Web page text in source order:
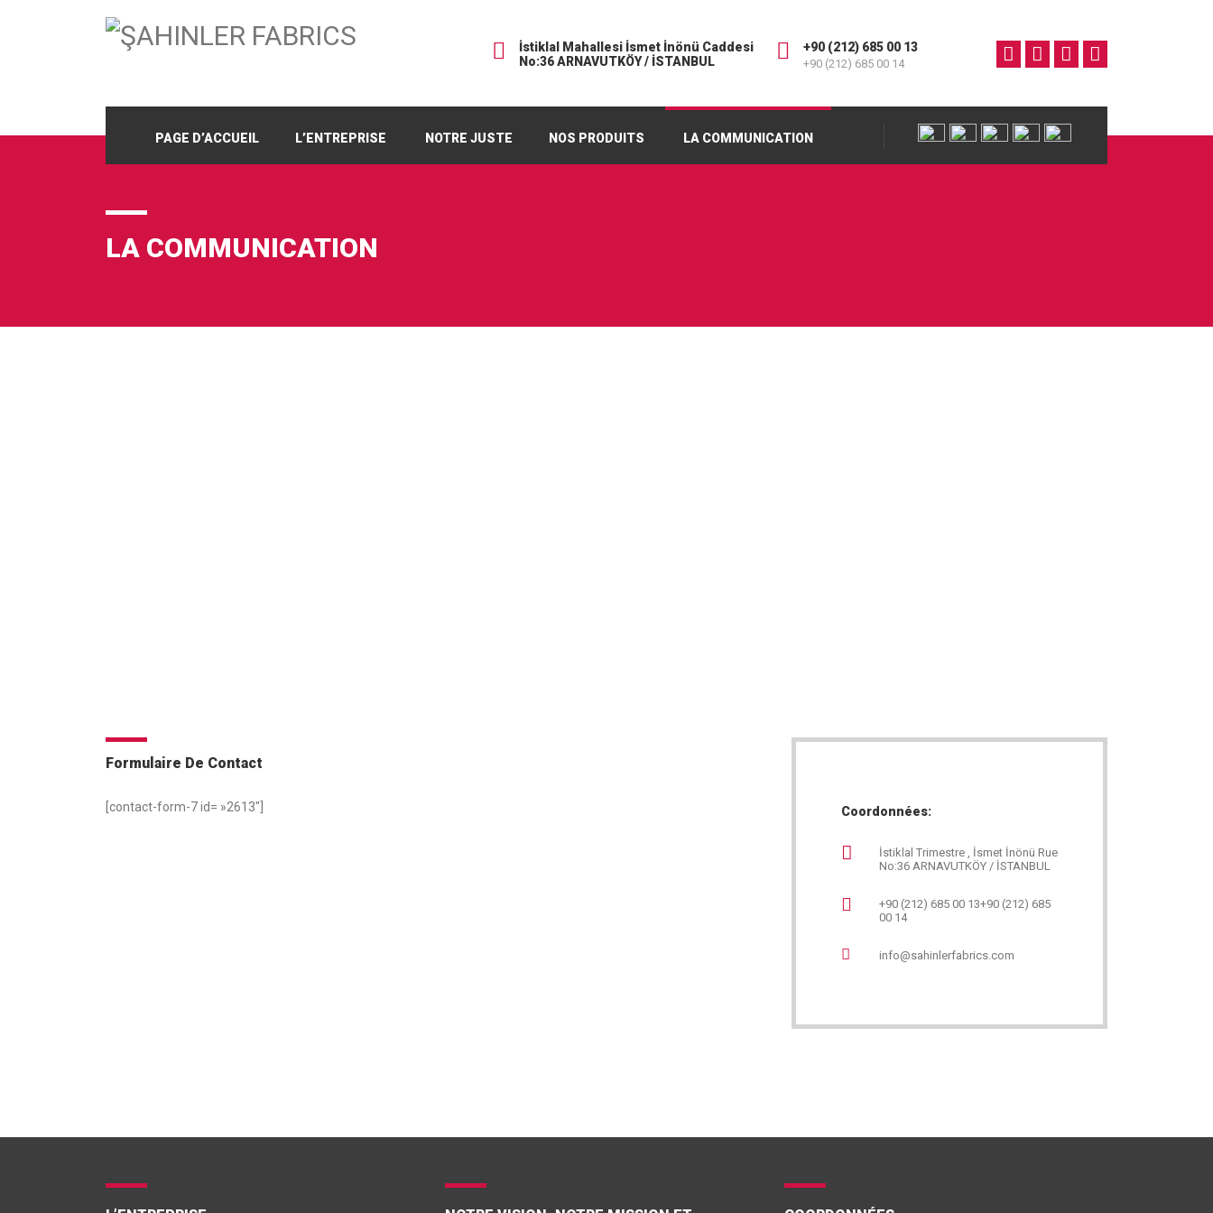
+90 (212) 685 00 13
+90 (212) 685 00 14
İstiklal Mahallesi İsmet İnönü Caddesi
No:36 ARNAVUTKÖY / İSTANBUL
PAGE D’ACCUEIL L’ENTREPRISE NOTRE JUSTE NOS PRODUITS LA COMMUNICATION
LA COMMUNICATION
Formulaire De Contact
[contact-form-7 id= »2613″] Coordonnées:
İstiklal Trimestre , İsmet İnönü Rue
No:36 ARNAVUTKÖY / İSTANBUL
+90 (212) 685 00 13+90 (212) 685
00 14
info@sahinlerfabrics.com